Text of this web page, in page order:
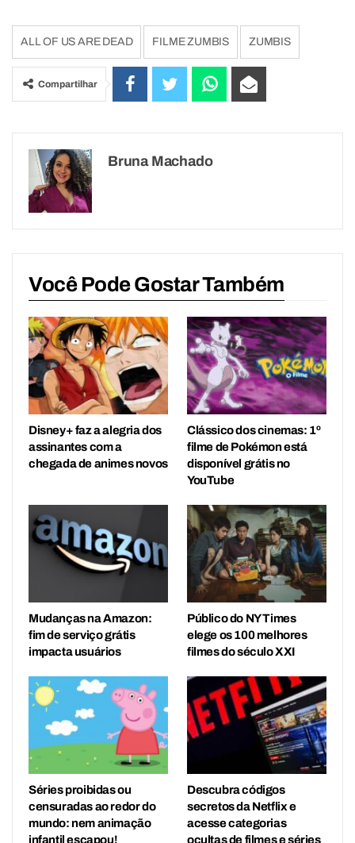
ALL OF US ARE DEAD FILME ZUMBIS ZUMBIS
Compartilhar
Bruna Machado
Você Pode Gostar Também
Disney+ faz a alegria dos
assinantes com a
chegada de animes novos
Clássico dos cinemas: 1º
filme de Pokémon está
disponível grátis no
YouTube
Mudanças na Amazon:
fim de serviço grátis
impacta usuários
Público do NY Times
elege os 100 melhores
filmes do século XXI
Séries proibidas ou
censuradas ao redor do
mundo: nem animação
infantil escapou!
Descubra códigos
secretos da Netflix e
acesse categorias
ocultas de filmes e séries